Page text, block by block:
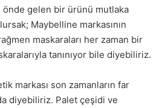
önde gelen bir ürünü mutlaka
Maybelline markasının
maskaraları her zaman bir
tanınıyor bile diyebiliriz.
markası son zamanların far
diyebiliriz. Palet çeşidi ve